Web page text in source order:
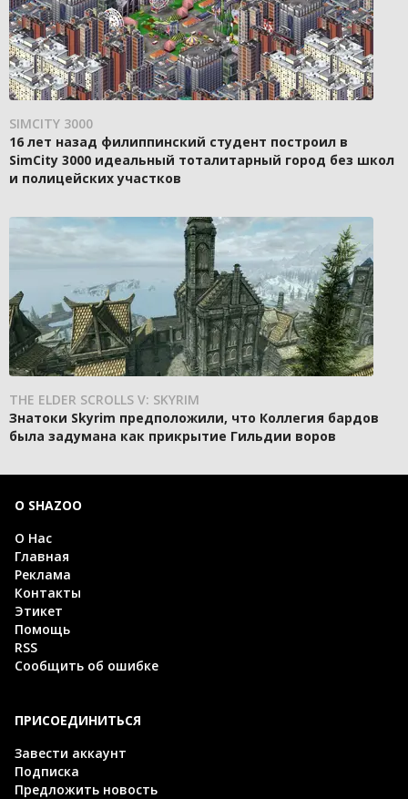
SIMCITY 3000
16 лет назад филиппинский студент построил в
SimCity 3000 идеальный тоталитарный город без школ
и полицейских участков
THE ELDER SCROLLS V: SKYRIM
Знатоки Skyrim предположили, что Коллегия бардов
была задумана как прикрытие Гильдии воров
О SHAZOO
О Нас
Главная
Реклама
Контакты
Этикет
Помощь
RSS
Сообщить об ошибке
ПРИСОЕДИНИТЬСЯ
Завести аккаунт
Подписка
Предложить новость